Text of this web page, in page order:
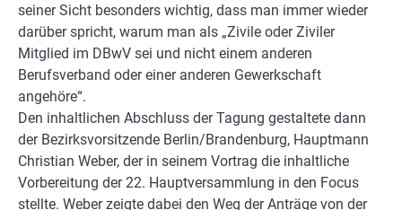
seiner Sicht besonders wichtig, dass man immer wieder
darüber spricht, warum man als „Zivile oder Ziviler
Mitglied im DBwV sei und nicht einem anderen
Berufsverband oder einer anderen Gewerkschaft
angehöre“.
Den inhaltlichen Abschluss der Tagung gestaltete dann
der Bezirksvorsitzende Berlin/Brandenburg, Hauptmann
Christian Weber, der in seinem Vortrag die inhaltliche
Vorbereitung der 22. Hauptversammlung in den Focus
stellte. Weber zeigte dabei den Weg der Anträge von der